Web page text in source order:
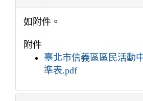
如附件。
附件
臺北市信義區區民活動
準表.pdf